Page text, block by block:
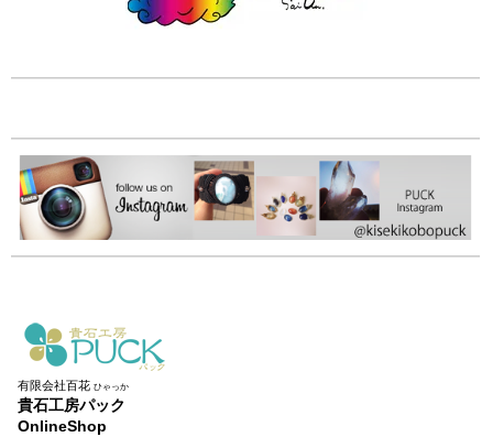
有限会社百花ひゃっか
貴石工房パック
OnlineShop